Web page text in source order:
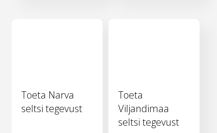
Toeta Narva
seltsi tegevust
Toeta
Viljandimaa
seltsi tegevust